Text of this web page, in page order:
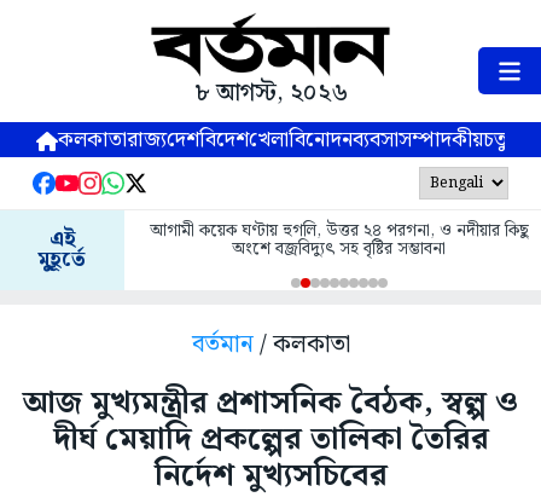
৮ আগস্ট, ২০২৬
কলকাতারাজ্যদেশবিদেশখেলাবিনোদনব্যবসাসম্পাদকীয়
এই
মুহূর্তে
আগামী কয়েক ঘণ্টায় হুগলি, উত্তর ২৪ পরগনা, ও নদীয়ার কিছু
অংশে বজ্রবিদ্যুৎ সহ বৃষ্টির সম্ভাবনা
বর্তমান/ কলকাতা
আজ মুখ্যমন্ত্রীর প্রশাসনিক বৈঠক, স্বল্প ও
দীর্ঘ মেয়াদি প্রকল্পের তালিকা তৈরির
নির্দেশ মুখ্যসচিবের